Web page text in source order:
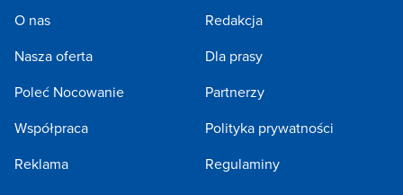
O nas
Nasza oferta
Poleć Nocowanie
Współpraca
Reklama
Redakcja
Dla prasy
Partnerzy
Polityka prywatności
Regulaminy